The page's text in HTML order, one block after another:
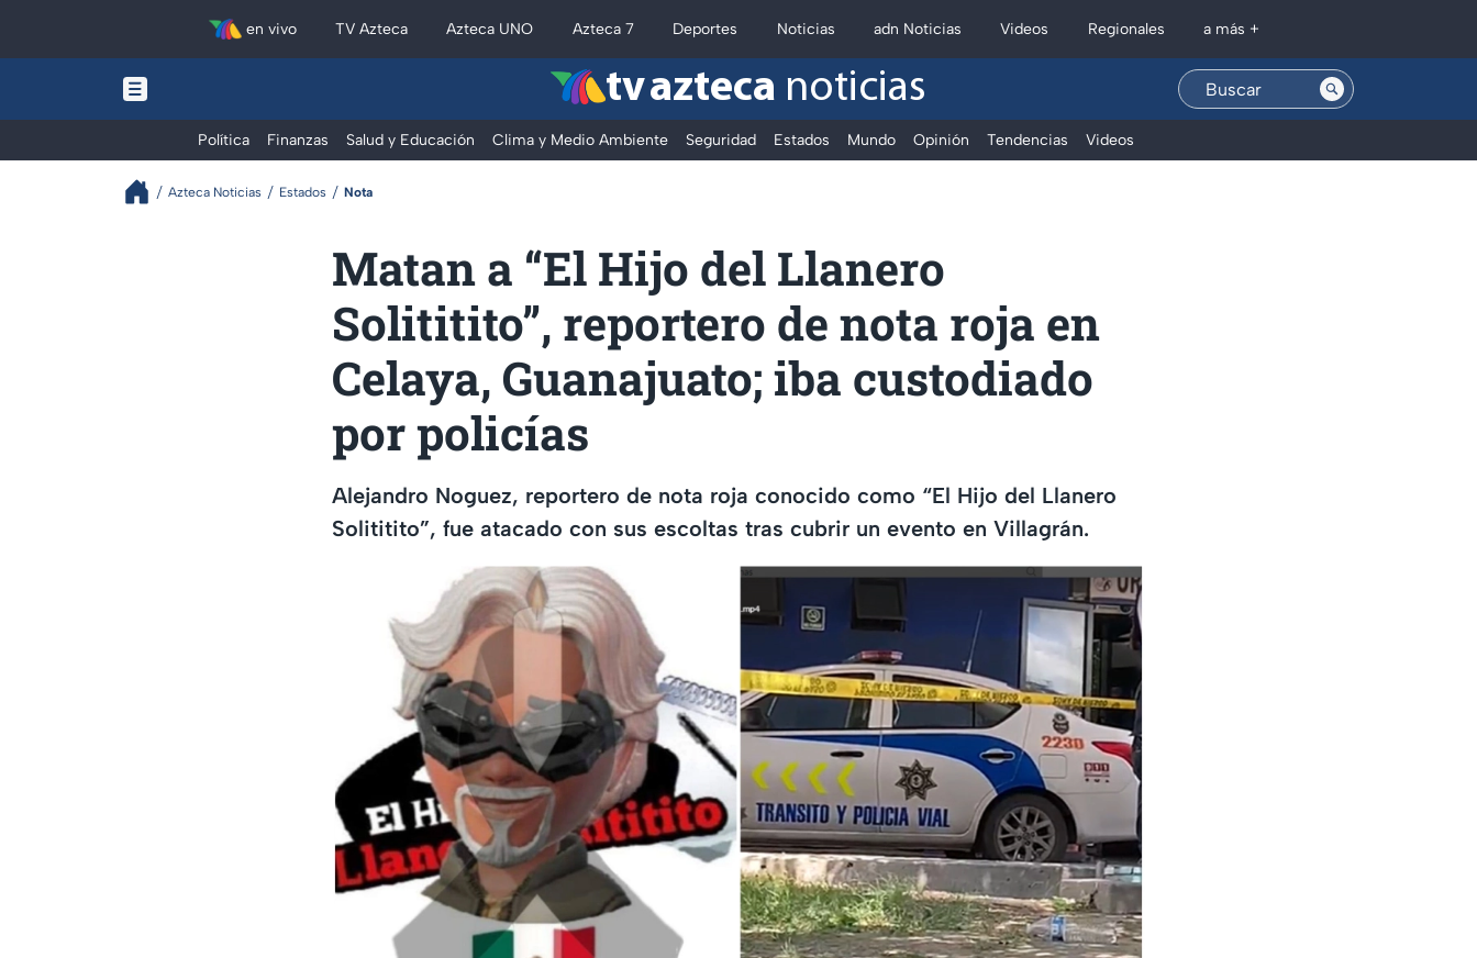
en vivo TV Azteca Azteca UNO Azteca 7 Deportes Noticias adn Noticias Videos Regionales a más +
tv azteca noticias
Política Finanzas Salud y Educación Clima y Medio Ambiente Seguridad Estados Mundo Opinión Tendencias Videos
Azteca Noticias Estados Nota
Matan a “El Hijo del Llanero
Solititito”, reportero de nota roja en
Celaya, Guanajuato; iba custodiado
por policías
Alejandro Noguez, reportero de nota roja conocido como “El Hijo del Llanero
Solititito”, fue atacado con sus escoltas tras cubrir un evento en Villagrán.